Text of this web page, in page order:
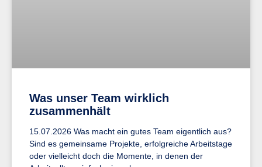
Was unser Team wirklich
zusammenhält
15.07.2026 Was macht ein gutes Team eigentlich aus?
Sind es gemeinsame Projekte, erfolgreiche Arbeitstage
oder vielleicht doch die Momente, in denen der